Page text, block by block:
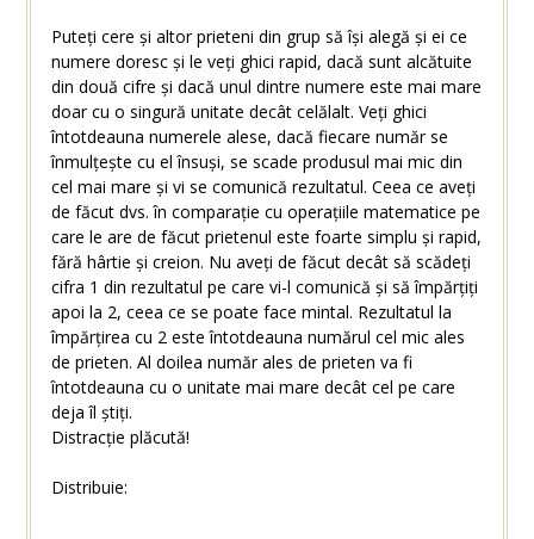
Puteți cere și altor prieteni din grup să își alegă și ei ce
numere doresc și le veți ghici rapid, dacă sunt alcătuite
din două cifre și dacă unul dintre numere este mai mare
doar cu o singură unitate decât celălalt. Veți ghici
întotdeauna numerele alese, dacă fiecare număr se
înmulțește cu el însuși, se scade produsul mai mic din
cel mai mare și vi se comunică rezultatul. Ceea ce aveți
de făcut dvs. în comparație cu operațiile matematice pe
care le are de făcut prietenul este foarte simplu și rapid,
fără hârtie și creion. Nu aveți de făcut decât să scădeți
cifra 1 din rezultatul pe care vi-l comunică și să împărțiți
apoi la 2, ceea ce se poate face mintal. Rezultatul la
împărțirea cu 2 este întotdeauna numărul cel mic ales
de prieten. Al doilea număr ales de prieten va fi
întotdeauna cu o unitate mai mare decât cel pe care
deja îl știți.
Distracție plăcută!
Distribuie: